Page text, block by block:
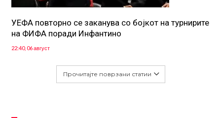
УЕФА повторно се заканува со бојкот на турнирите
на ФИФА поради Инфантино
22:40, 06 август
Прочитајте поврзани статии